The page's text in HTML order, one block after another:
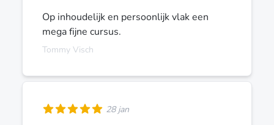
Op inhoudelijk en persoonlijk vlak een
mega fijne cursus.
Tommy Visch
28 jan